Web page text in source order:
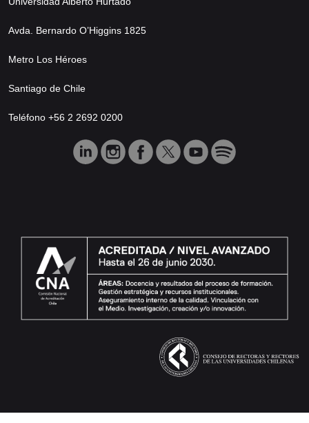
Avda. Bernardo O’Higgins 1825
Metro Los Héroes
Santiago de Chile
Teléfono +56 2 2692 0200